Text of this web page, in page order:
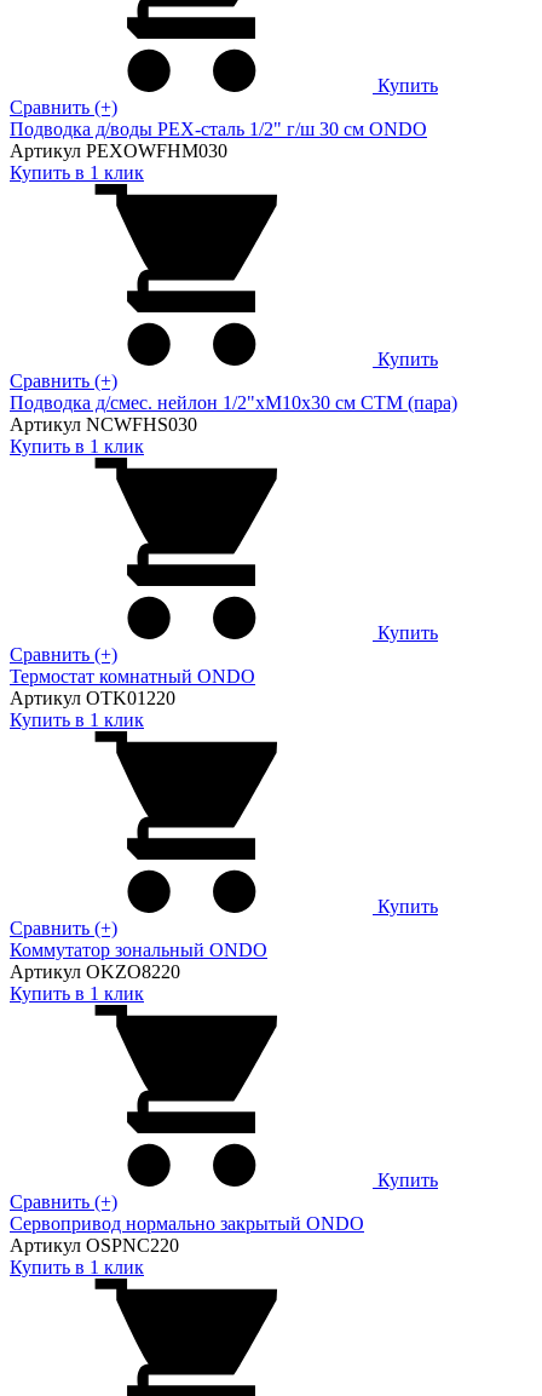
Купить
Сравнить (+)
Подводка д/воды PEX-сталь 1/2" г/ш 30 cм ONDO
Артикул PEXOWFHM030
Купить в 1 клик
Купить
Сравнить (+)
Подводка д/смес. нейлон 1/2"xM10x30 см CTM (пара)
Артикул NCWFHS030
Купить в 1 клик
Купить
Сравнить (+)
Термостат комнатный ONDO
Артикул OTK01220
Купить в 1 клик
Купить
Сравнить (+)
Коммутатор зональный ONDO
Артикул OKZO8220
Купить в 1 клик
Купить
Сравнить (+)
Сервопривод нормально закрытый ONDO
Артикул OSPNC220
Купить в 1 клик